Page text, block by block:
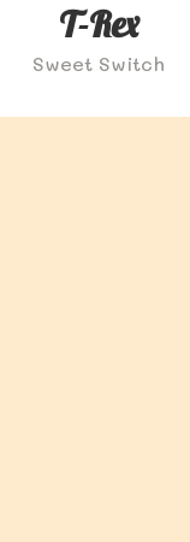
T-Rex
Sweet Switch